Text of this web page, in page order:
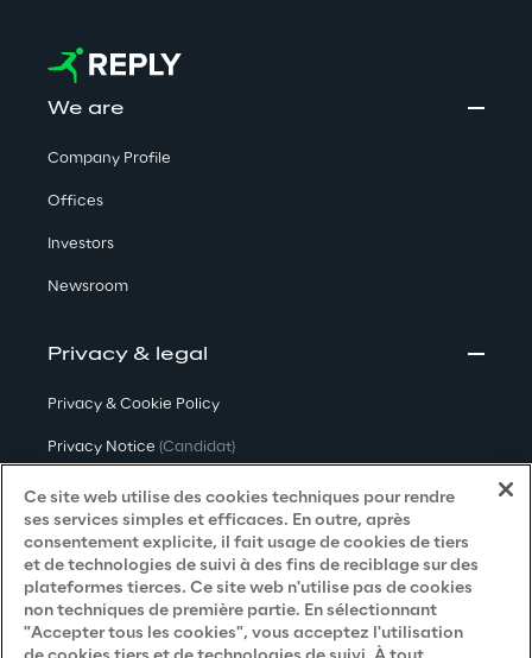
We are
Company Profile
Offices
Investors
Newsroom
Privacy & legal
Privacy & Cookie Policy
Privacy Notice (Candidat)
Privacy Notice (Client)
Privacy Notice (Fournisseur)
Privacy Notice(Marketing)
Accessibility Statement
Ce site web utilise des cookies techniques pour rendre
ses services simples et efficaces. En outre, après
consentement explicite, il fait usage de cookies de tiers
et de technologies de suivi à des fins de reciblage sur des
plateformes tierces. Ce site web n'utilise pas de cookies
non techniques de première partie. En sélectionnant
"Accepter tous les cookies", vous acceptez l'utilisation